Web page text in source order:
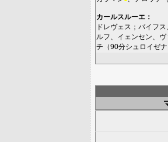
カールスルーエ ：
ドレヴェス ； バイフス
ルフ
イェンセン ヴ
チ （90分シュロイゼ